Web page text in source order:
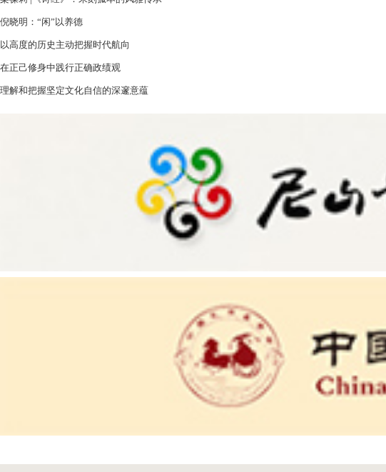
倪晓明：“闲”以养德
以高度的历史主动把握时代航向
在正己修身中践行正确政绩观
理解和把握坚定文化自信的深邃意蕴